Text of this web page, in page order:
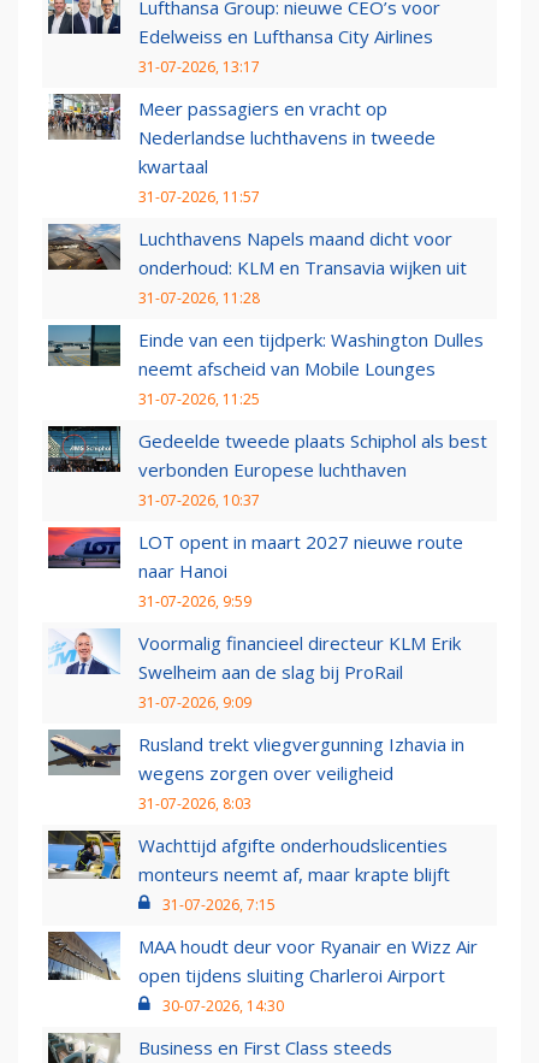
Lufthansa Group: nieuwe CEO’s voor
Edelweiss en Lufthansa City Airlines
31-07-2026, 13:17
Meer passagiers en vracht op
Nederlandse luchthavens in tweede
kwartaal
31-07-2026, 11:57
Luchthavens Napels maand dicht voor
onderhoud: KLM en Transavia wijken uit
31-07-2026, 11:28
Einde van een tijdperk: Washington Dulles
neemt afscheid van Mobile Lounges
31-07-2026, 11:25
Gedeelde tweede plaats Schiphol als best
verbonden Europese luchthaven
31-07-2026, 10:37
LOT opent in maart 2027 nieuwe route
naar Hanoi
31-07-2026, 9:59
Voormalig financieel directeur KLM Erik
Swelheim aan de slag bij ProRail
31-07-2026, 9:09
Rusland trekt vliegvergunning Izhavia in
wegens zorgen over veiligheid
31-07-2026, 8:03
Wachttijd afgifte onderhoudslicenties
monteurs neemt af, maar krapte blijft
31-07-2026, 7:15
MAA houdt deur voor Ryanair en Wizz Air
open tijdens sluiting Charleroi Airport
30-07-2026, 14:30
Business en First Class steeds